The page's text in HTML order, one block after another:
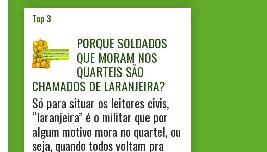
Top 3
PORQUE SOLDADOS
QUE MORAM NOS
QUARTEIS SÃO
CHAMADOS DE LARANJEIRA?
Só para situar os leitores civis,
“laranjeira” é o militar que por
algum motivo mora no quartel, ou
seja, quando todos voltam pra